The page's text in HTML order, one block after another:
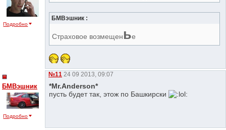
Подробно
БМВэшник :
Страховое возмещен ье
БМВэшник
Подробно
№11 24 09 2013, 09:07
*Mr.Anderson*
пусть будет так, этож по Башкирски